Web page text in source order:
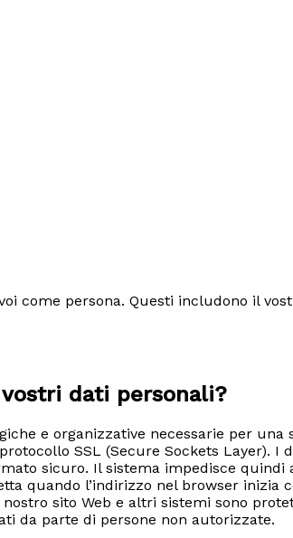
come persona. Questi includono il
vostri dati personali?
e organizzative necessarie per
SSL (Secure Sockets Layer). I
sicuro. Il sistema impedisce
quando l’indirizzo nel browser
sito Web e altri sistemi sono
da parte di persone non autorizzate.